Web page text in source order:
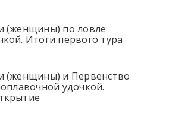
(женщины) по ловле
Итоги первого тура
(женщины) и Первенство
удочкой.